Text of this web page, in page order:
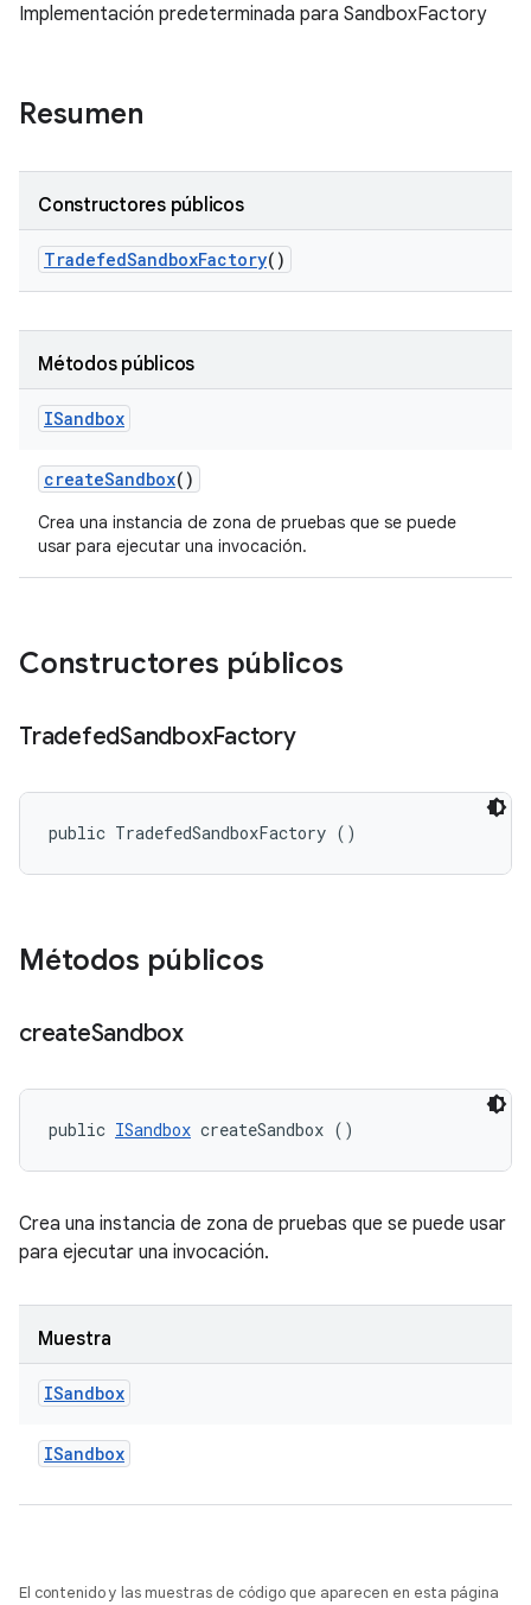
Implementación predeterminada para SandboxFactory
Resumen
Constructores públicos
TradefedSandboxFactory()
Métodos públicos
ISandbox
createSandbox()
Crea una instancia de zona de pruebas que se puede
usar para ejecutar una invocación.
Constructores públicos
TradefedSandboxFactory
public TradefedSandboxFactory ()
Métodos públicos
createSandbox
public ISandbox createSandbox ()
Crea una instancia de zona de pruebas que se puede usar
para ejecutar una invocación.
Muestra
ISandbox
ISandbox
El contenido y las muestras de código que aparecen en esta página